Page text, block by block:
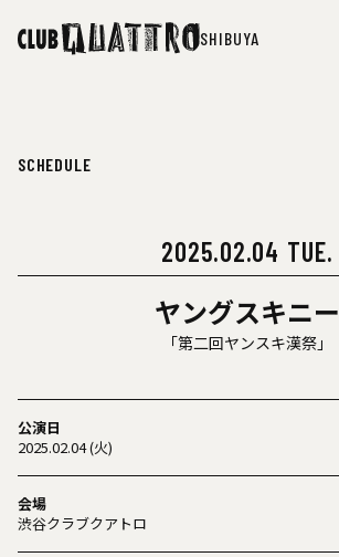
SHIBUYA
SCHEDULE
2025.02.04 TUE.
ヤングスキニー
「第二回ヤンスキ漢祭」
公演日
2025.02.04 (火)
会場
渋谷クラブクアトロ